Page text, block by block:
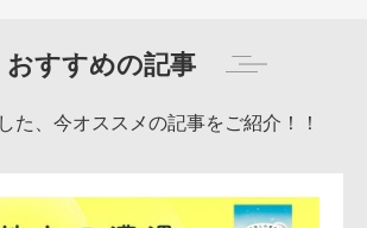
おすすめの記事
た、今オススメの記事をご紹介！！